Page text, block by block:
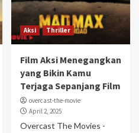
Aksi Thriller
Film Aksi Menegangkan
yang Bikin Kamu
Terjaga Sepanjang Film
overcast-the-movie
April 2, 2025
Overcast The Movies -